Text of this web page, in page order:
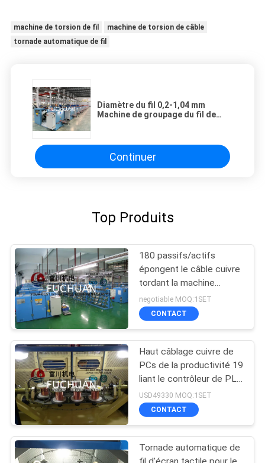
machine de torsion de fil
machine de torsion de câble
tornade automatique de fil
Diamètre du fil 0,2-1,04 mm
Machine de groupage du fil de
Continuer
Top Produits
180 passifs/actifs
épongent le câble cuivre
tordant la machine
opération facile
negotiable MOQ:1SET
CONTACT
Haut câblage cuivre de
PCs de la productivité 19
liant le contrôleur de PLC
de la machine 2000 t/mn
USD49330 MOQ:1SET
CONTACT
Tornade automatique de